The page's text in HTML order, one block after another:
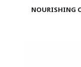
NOURISHING